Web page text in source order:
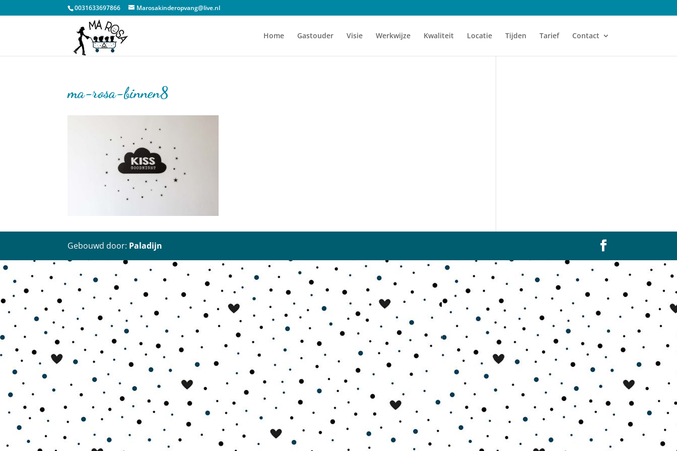
0031633697866 Marosakinderopvang@live.nl
Home Gastouder Visie Werkwijze Kwaliteit Locatie Tijden Tarief Contact
ma-rosa-binnen8
Gebouwd door: Paladijn